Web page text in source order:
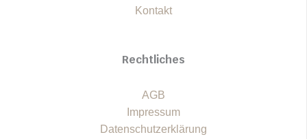
Kontakt
Rechtliches
AGB
Impressum
Datenschutzerklärung